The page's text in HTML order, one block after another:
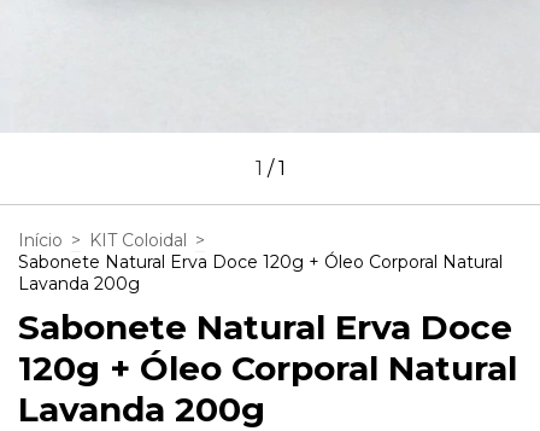
1 /1
Início > KIT Coloidal >
Sabonete Natural Erva Doce 120g + Óleo Corporal Natural
Lavanda 200g
Sabonete Natural Erva Doce
120g + Óleo Corporal Natural
Lavanda 200g